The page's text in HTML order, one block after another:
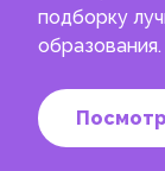
подборку
образования.